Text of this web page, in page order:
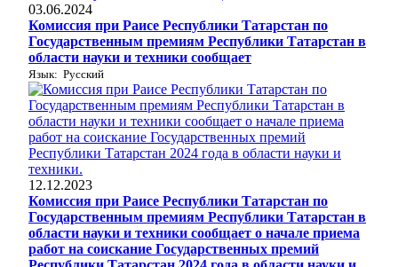
03.06.2024
Комиссия при Раисе Республики Татарстан по
Государственным премиям Республики Татарстан в
области науки и техники сообщает
Язык: Русский
12.12.2023
Комиссия при Раисе Республики Татарстан по
Государственным премиям Республики Татарстан в
области науки и техники сообщает о начале приема
работ на соискание Государственных премий